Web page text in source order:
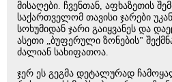
მისაღები. ჩვენთან, აფხაზეთის
საქართველომ თავისი ჯარები
სოხუმიდან ჯარი გაიყვანეს და
ასეთი „ბუფერული ზონების"
ძალიან სახიფათოა.
ჯერ ეს გეგმა დეტალურად